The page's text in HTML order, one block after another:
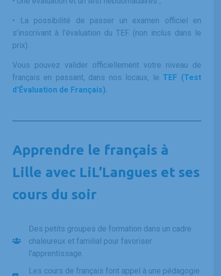
• La possibilité de passer un examen officiel en
s’inscrivant à l’évaluation du TEF. (non inclus dans le
prix).
Vous pouvez valider officiellement votre niveau de
français en passant, dans nos locaux, le TEF (Test
d’Évaluation de Français).
Apprendre le français à
Lille avec LiL’Langues et ses
cours du soir
Des petits groupes de formation dans un cadre
chaleureux et familial pour favoriser
l’apprentissage.
Les cours de français font appel à une pédagogie